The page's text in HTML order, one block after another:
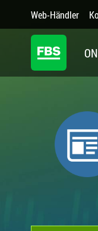
Web-Händler